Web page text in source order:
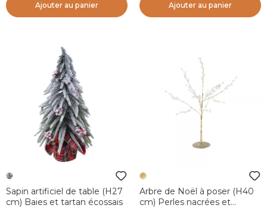
Ajouter au panier Ajouter au panier
Sapin artificiel de table (H27
cm) Baies et tartan écossais
Arbre de Noël à poser (H40
cm) Perles nacrées et